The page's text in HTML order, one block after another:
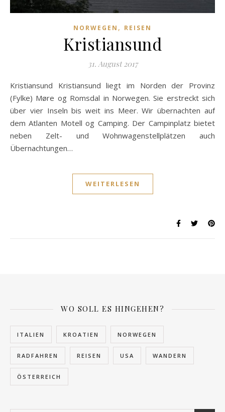
NORWEGEN , REISEN
Kristiansund
31. August 2017
Kristiansund Kristiansund liegt im Norden der Provinz
(Fylke) Møre og Romsdal in Norwegen. Sie erstreckt sich
über vier Inseln bis weit ins Meer. Wir übernachten auf
dem Atlanten Motell og Camping. Der Campinplatz bietet
neben Zelt- und Wohnwagenstellplätzen auch
Übernachtungen…
WEITERLESEN
WO SOLL ES HINGEHEN?
ITALIEN KROATIEN NORWEGEN
RADFAHREN REISEN USA WANDERN
ÖSTERREICH